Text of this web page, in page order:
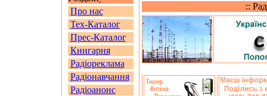
Про нас
Тех-Каталог
Прес-Каталог
Книгарня
Радіореклама
Радіонавчання
Радіоанонс
::